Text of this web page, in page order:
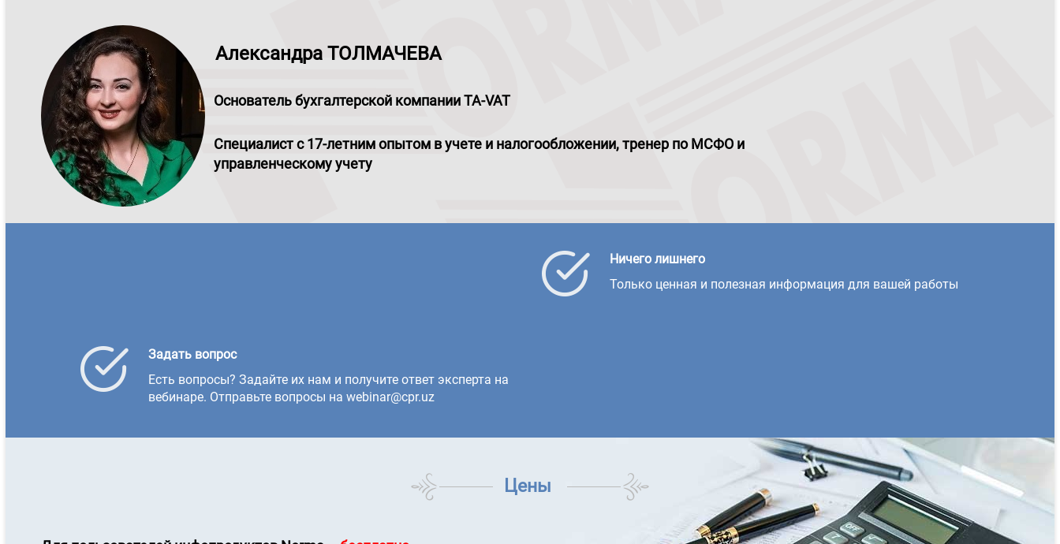
Александра ТОЛМАЧЕВА
Основатель бухгалтерской компании TA-VAT
Специалист с 17-летним опытом в учете и налогообложении, тренер по МСФО и
управленческому учету
Ничего лишнего
Только ценная и полезная информация для вашей работы
Задать вопрос
Есть вопросы? Задайте их нам и получите ответ эксперта на
вебинаре. Отправьте вопросы на webinar@cpr.uz
Цены